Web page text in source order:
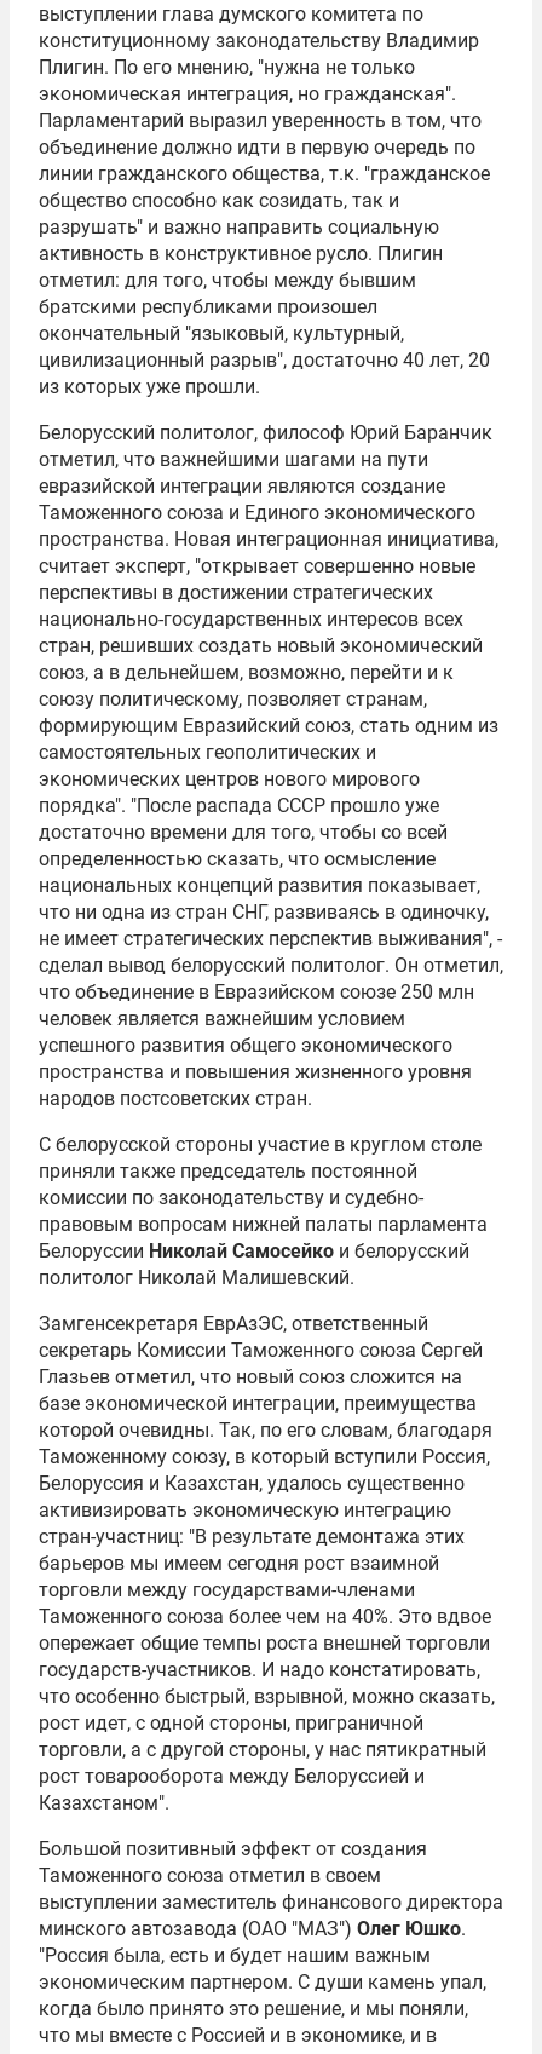
выступлении глава думского комитета по
конституционному законодательству Владимир
Плигин. По его мнению, "нужна не только
экономическая интеграция, но гражданская".
Парламентарий выразил уверенность в том, что
объединение должно идти в первую очередь по
линии гражданского общества, т.к. "гражданское
общество способно как созидать, так и
разрушать" и важно направить социальную
активность в конструктивное русло. Плигин
отметил: для того, чтобы между бывшим
братскими республиками произошел
окончательный "языковый, культурный,
цивилизационный разрыв", достаточно 40 лет, 20
из которых уже прошли.
Белорусский политолог, философ Юрий Баранчик
отметил, что важнейшими шагами на пути
евразийской интеграции являются создание
Таможенного союза и Единого экономического
пространства. Новая интеграционная инициатива,
считает эксперт, "открывает совершенно новые
перспективы в достижении стратегических
национально-государственных интересов всех
стран, решивших создать новый экономический
союз, а в дельнейшем, возможно, перейти и к
союзу политическому, позволяет странам,
формирующим Евразийский союз, стать одним из
самостоятельных геополитических и
экономических центров нового мирового
порядка". "После распада СССР прошло уже
достаточно времени для того, чтобы со всей
определенностью сказать, что осмысление
национальных концепций развития показывает,
что ни одна из стран СНГ, развиваясь в одиночку,
не имеет стратегических перспектив выживания", -
сделал вывод белорусский политолог. Он отметил,
что объединение в Евразийском союзе 250 млн
человек является важнейшим условием
успешного развития общего экономического
пространства и повышения жизненного уровня
народов постсоветских стран.
С белорусской стороны участие в круглом столе
приняли также председатель постоянной
комиссии по законодательству и судебно-
правовым вопросам нижней палаты парламента
Белоруссии Николай Самосейко и белорусский
политолог Николай Малишевский.
Замгенсекретаря ЕврАзЭС, ответственный
секретарь Комиссии Таможенного союза Сергей
Глазьев отметил, что новый союз сложится на
базе экономической интеграции, преимущества
которой очевидны. Так, по его словам, благодаря
Таможенному союзу, в который вступили Россия,
Белоруссия и Казахстан, удалось существенно
активизировать экономическую интеграцию
стран-участниц: "В результате демонтажа этих
барьеров мы имеем сегодня рост взаимной
торговли между государствами-членами
Таможенного союза более чем на 40%. Это вдвое
опережает общие темпы роста внешней торговли
государств-участников. И надо констатировать,
что особенно быстрый, взрывной, можно сказать,
рост идет, с одной стороны, приграничной
торговли, а с другой стороны, у нас пятикратный
рост товарооборота между Белоруссией и
Казахстаном".
Большой позитивный эффект от создания
Таможенного союза отметил в своем
выступлении заместитель финансового директора
минского автозавода (ОАО "МАЗ") Олег Юшко.
"Россия была, есть и будет нашим важным
экономическим партнером. С души камень упал,
когда было принято это решение, и мы поняли,
что мы вместе с Россией и в экономике, и в